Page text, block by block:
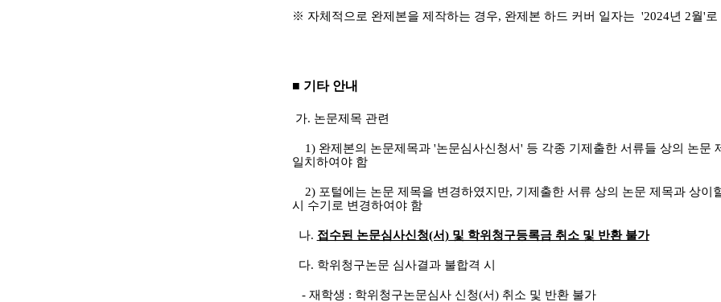
※ 자체적으로 완제본을 제작하는 경우, 완제본 하드 커버 일자는 '2024년 2월'로
■ 기타 안내
가. 논문제목 관련
1) 완제본의 논문제목과 '논문심사신청서' 등 각종 기제출한 서류들 상의 논문
일치하여야 함
2) 포털에는 논문 제목을 변경하였지만, 기제출한 서류 상의 논문 제목과 상이
시 수기로 변경하여야 함
나. 접수된 논문심사신청(서) 및 학위청구등록금 취소 및 반환 불가
다. 학위청구논문 심사결과 불합격 시
- 재학생 : 학위청구논문심사 신청(서) 취소 및 반환 불가